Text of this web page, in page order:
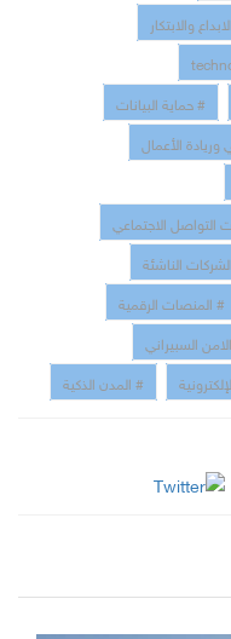
والابتكار
# حماية البيانات
وريادة الأعمال
التواصل الاجتماعي
الناشئة
# المنصات الرقمية
السبيراني
# المدن الذكية